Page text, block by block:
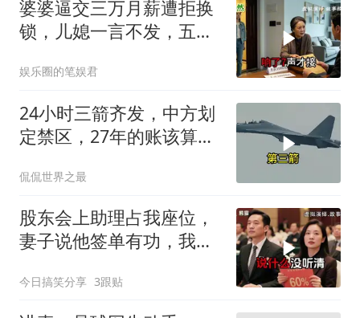
婆婆逼交三万月薪遭拒换
锁，儿媳一言不发，五天
娱乐圈的笔娱君
24小时三箭齐发，中方划
定禁区，27年的账该算
侃侃世界之最
股东会上助理占我座位，
妻子说他签单有功，我抛
给他当
今日搞笑分享 3跟贴